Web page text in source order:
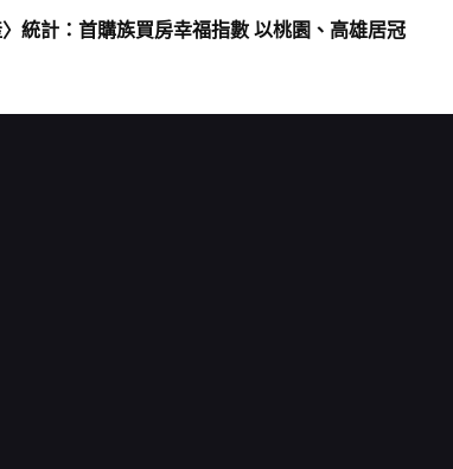
〉統計：首購族買房幸福指數 以桃園、高雄居冠